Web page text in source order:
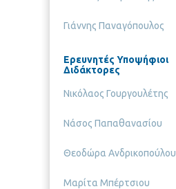
Γιάννης Παναγόπουλος
Ερευνητές Υποψήφιοι
Διδάκτορες
Νικόλαος Γουργουλέτης
Νάσος Παπαθανασίου
Θεοδώρα Ανδρικοπούλου
Μαρίτα Μπέρτσιου